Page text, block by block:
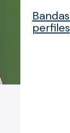
perfiles